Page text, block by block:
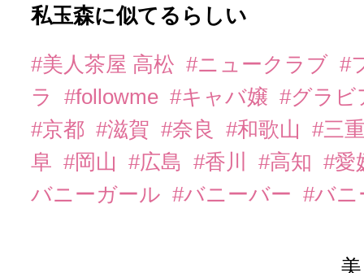
私玉森に似てるらしい
#美人茶屋 高松 #ニュークラブ #
ラ
#followme #キャバ嬢 #グラ
#京都 #滋賀 #奈良 #和歌山
#三
阜 #岡山 #広島 #香川 #高知 #愛
バニーガール #バニーバー #バ